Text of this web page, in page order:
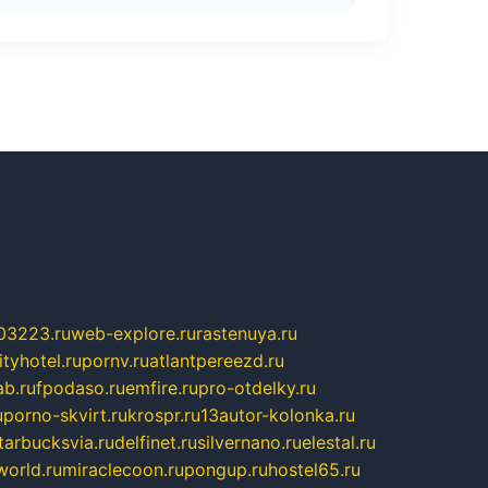
web-explore.rurastenuya.ru
pornv.ruatlantpereezd.ru
fpodaso.ruemfire.rupro-otdelky.ru
porno-skvirt.rukrospr.ru13autor-kolonka.ru
delfinet.rusilvernano.ruelestal.ru
miraclecoon.rupongup.ruhostel65.ru